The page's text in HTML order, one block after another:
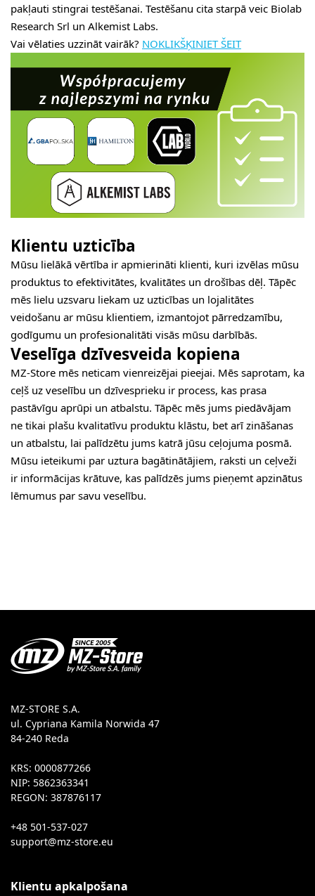
pakļauti stingrai testēšanai. Testēšanu cita starpā veic Biolab
Research Srl un Alkemist Labs.
Vai vēlaties uzzināt vairāk? NOKLIKŠĶINIET ŠEIT
Klientu uzticība
Mūsu lielākā vērtība ir apmierināti klienti, kuri izvēlas mūsu
produktus to efektivitātes, kvalitātes un drošības dēļ. Tāpēc
mēs lielu uzsvaru liekam uz uzticības un lojalitātes
veidošanu ar mūsu klientiem, izmantojot pārredzamību,
godīgumu un profesionalitāti visās mūsu darbībās.
Veselīga dzīvesveida kopiena
MZ-Store mēs neticam vienreizējai pieejai. Mēs saprotam, ka
ceļš uz veselību un dzīvesprieku ir process, kas prasa
pastāvīgu aprūpi un atbalstu. Tāpēc mēs jums piedāvājam
ne tikai plašu kvalitatīvu produktu klāstu, bet arī zināšanas
un atbalstu, lai palīdzētu jums katrā jūsu ceļojuma posmā.
Mūsu ieteikumi par uztura bagātinātājiem, raksti un ceļveži
ir informācijas krātuve, kas palīdzēs jums pieņemt apzinātus
lēmumus par savu veselību.
MZ-STORE S.A.
ul. Cypriana Kamila Norwida 47
84-240 Reda
KRS: 0000877266
NIP: 5862363341
REGON: 387876117
+48 501-537-027
Klientu apkalpošana